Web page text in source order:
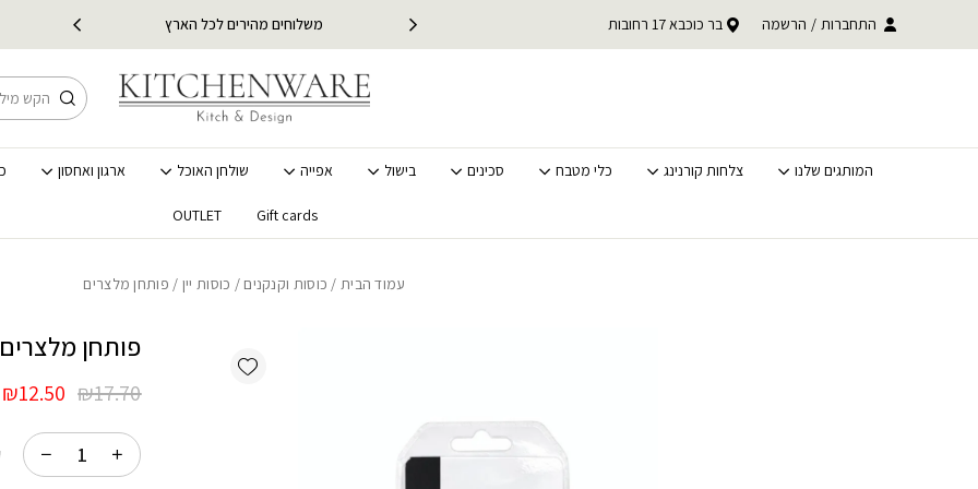
משלוחים מהירים לכל הארץ
עד 30% הנחה על כל קטגוריית BACK TO SCHOOL
משלוחים מהירים לכל הארץ התחברות / הרשמה בר כוכבא 17 רחובות
חיפוש
המותגים שלנו צלחות קורנינג כלי מטבח סכינים בישול אפייה שולחן האוכל ארגון ואחסון
Gift cards
OUTLET
עמוד הבית/ כוסות וקנקנים / כוסות יין / פותחן מלצרים
פותחן מלצרים
₪17.70
המחיר
היה:
₪17.70.
₪12.50
Add wishlist